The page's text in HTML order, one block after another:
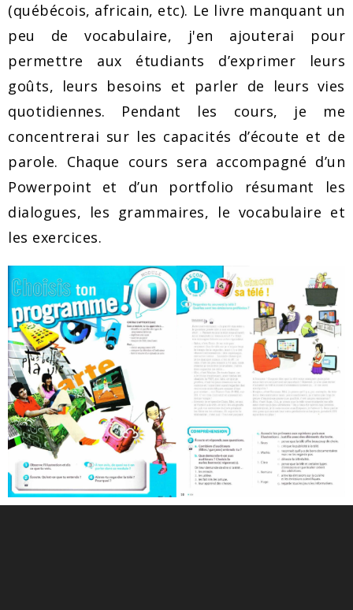
(québécois, africain, etc). Le livre manquant un
peu de vocabulaire, j'en ajouterai pour
permettre aux étudiants d’exprimer leurs
goûts, leurs besoins et parler de leurs vies
quotidiennes. Pendant les cours, je me
concentrerai sur les capacités d’écoute et de
parole. Chaque cours sera accompagné d’un
Powerpoint et d’un portfolio résumant les
dialogues, les grammaires, le vocabulaire et
les exercices.